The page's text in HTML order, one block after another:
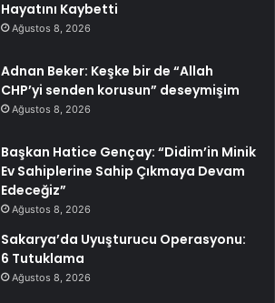
Hayatını Kaybetti
Ağustos 8, 2026
Adnan Beker: Keşke bir de “Allah
CHP’yi senden korusun” deseymişim
Ağustos 8, 2026
Başkan Hatice Gençay: “Didim’in Minik
Ev Sahiplerine Sahip Çıkmaya Devam
Edeceğiz”
Ağustos 8, 2026
Sakarya’da Uyuşturucu Operasyonu:
6 Tutuklama
Ağustos 8, 2026